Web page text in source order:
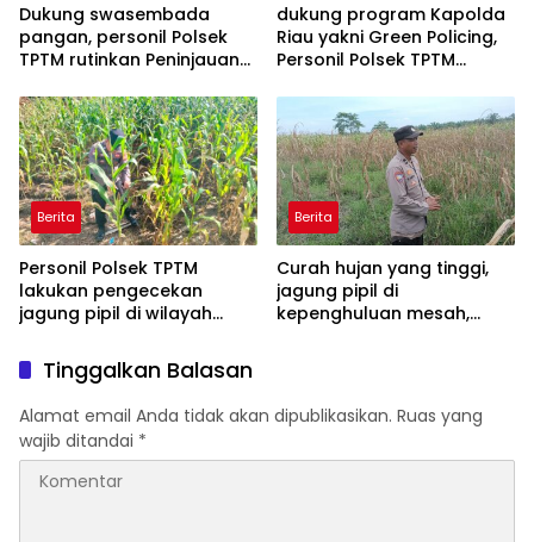
Dukung swasembada
pangan, personil Polsek
TPTM rutinkan Peninjauan
pipil di wilayah hukum
Polsek TPTM
dukung program Kapolda
Riau yakni Green Policing,
Personil Polsek TPTM
matoa kepada
masyarakat
Berita
Personil Polsek TPTM
lakukan pengecekan
jagung pipil di wilayah
Berita
Curah hujan yang tinggi,
jagung pipil di
kepenghuluan mesah,
cepat turun langsung
meninjau kelapangan
Tinggalkan Balasan
Alamat email Anda tidak akan dipublikasikan. Ruas yang
wajib ditandai *